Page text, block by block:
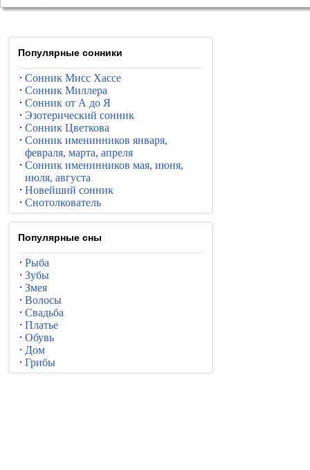
Популярные сонники
Сонник Мисс Хассе
Сонник Миллера
Сонник от А до Я
Эзотерический сонник
Сонник Цветкова
Сонник именинников января,
февраля, марта, апреля
Сонник именинников мая, июня,
июля, августа
Новейший сонник
Снотолкователь
Популярные сны
Рыба
Зубы
Змея
Волосы
Свадьба
Платье
Обувь
Дом
Грибы